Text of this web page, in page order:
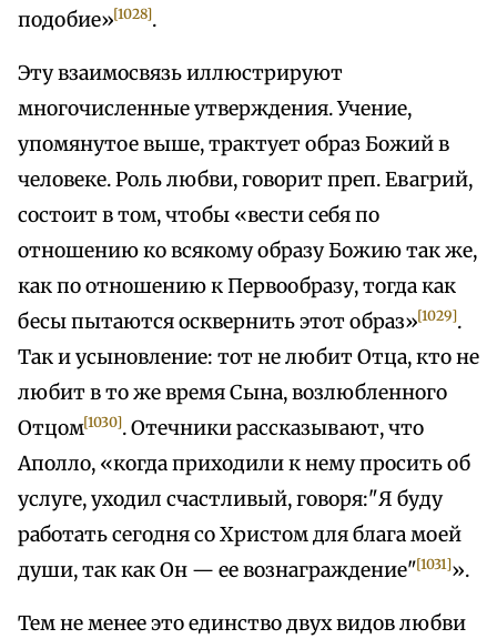
подобие»[1028].
Эту взаимосвязь иллюстрируют
многочисленные утверждения. Учение,
упомянутое выше, трактует образ Божий в
человеке. Роль любви, говорит преп. Евагрий,
состоит в том, чтобы «вести себя по
отношению ко всякому образу Божию так же,
как по отношению к Первообразу, тогда как
бесы пытаются осквернить этот образ»[1029].
Так и усыновление: тот не любит Отца, кто не
любит в то же время Сына, возлюбленного
Отцом[1030]. Отечники рассказывают, что
Аполло, «когда приходили к нему просить об
услуге, уходил счастливый, говоря:"Я буду
работать сегодня со Христом для блага моей
души, так как Он — ее вознаграждение"[1031]».
Тем не менее это единство двух видов любви